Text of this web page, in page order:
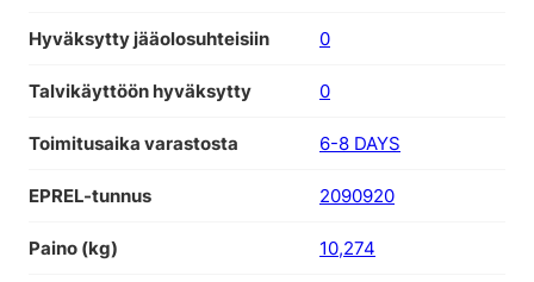
Hyväksytty jääolosuhteisiin 0
Talvikäyttöön hyväksytty 0
Toimitusaika varastosta 6-8 DAYS
EPREL-tunnus 2090920
Paino (kg) 10,274